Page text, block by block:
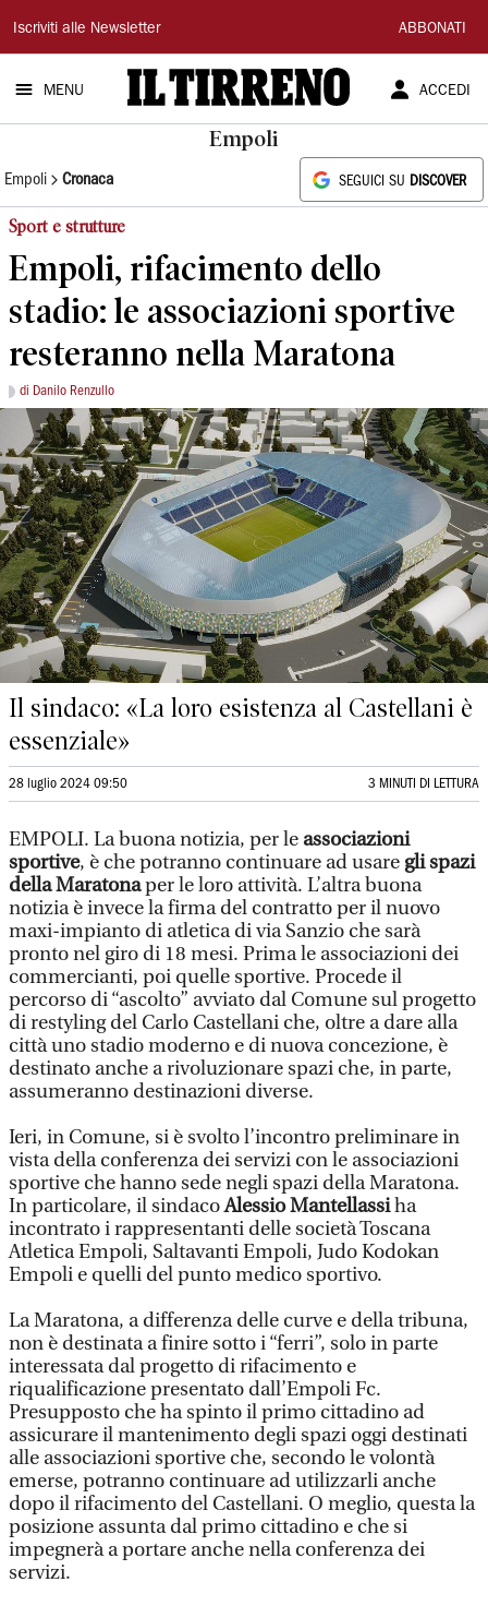
Il
Tirreno
Iscriviti alle Newsletter ABBONATI
MENU ACCEDI
Empoli
Empoli Cronaca SEGUICI SU DISCOVER
Sport e strutture
Empoli, rifacimento dello
stadio: le associazioni sportive
resteranno nella Maratona
di Danilo Renzullo
Il sindaco: «La loro esistenza al Castellani è
essenziale»
28 luglio 2024 09:50 3 MINUTI DI LETTURA
EMPOLI. La buona notizia, per le associazioni
sportive, è che potranno continuare ad usare gli spazi
della Maratonaper le loro attività. L’altra buona
notizia è invece la firma del contratto per il nuovo
maxi-impianto di atletica di via Sanzio che sarà
pronto nel giro di 18 mesi. Prima le associazioni dei
commercianti, poi quelle sportive. Procede il
percorso di “ascolto” avviato dal Comune sul progetto
di restyling del Carlo Castellani che, oltre a dare alla
città uno stadio moderno e di nuova concezione, è
destinato anche a rivoluzionare spazi che, in parte,
assumeranno destinazioni diverse.
Ieri, in Comune, si è svolto l’incontro preliminare in
vista della conferenza dei servizi con le associazioni
sportive che hanno sede negli spazi della Maratona.
In particolare, il sindacoAlessio Mantellassiha
incontrato i rappresentanti delle società Toscana
Atletica Empoli, Saltavanti Empoli, Judo Kodokan
Empoli e quelli del punto medico sportivo.
La Maratona, a differenza delle curve e della tribuna,
non è destinata a finire sotto i “ferri”, solo in parte
interessata dal progetto di rifacimento e
riqualificazione presentato dall’Empoli Fc.
Presupposto che ha spinto il primo cittadino ad
assicurare il mantenimento degli spazi oggi destinati
alle associazioni sportive che, secondo le volontà
emerse, potranno continuare ad utilizzarli anche
dopo il rifacimento del Castellani. O meglio, questa la
posizione assunta dal primo cittadino e che si
impegnerà a portare anche nella conferenza dei
servizi.